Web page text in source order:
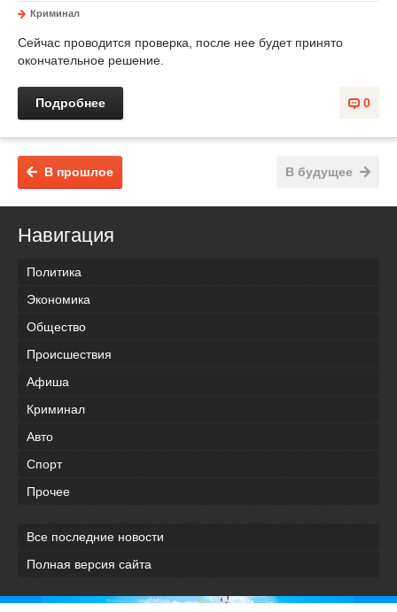
Криминал
Сейчас проводится проверка, после нее будет принято
окончательное решение.
0
Подробнее
В будущее
В прошлое
Навигация
Политика
Экономика
Общество
Происшествия
Афиша
Криминал
Авто
Спорт
Прочее
Все последние новости
Полная версия сайта